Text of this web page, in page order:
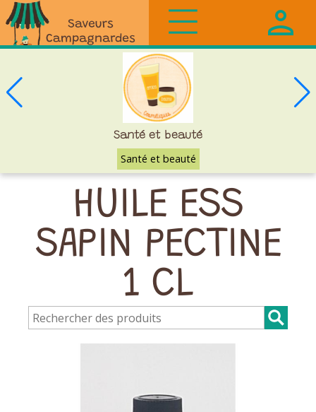
Saveurs
Campagnardes
Santé et beauté
Santé et beauté
HUILE ESS
SAPIN PECTINE
1 CL